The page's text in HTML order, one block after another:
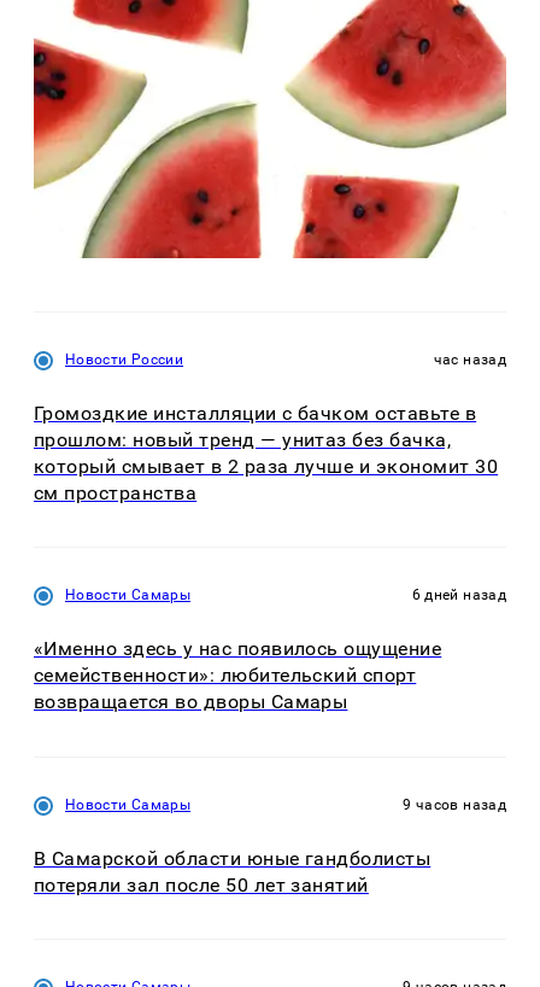
Новости России час назад
Громоздкие инсталляции с бачком оставьте в
прошлом: новый тренд — унитаз без бачка,
который смывает в 2 раза лучше и экономит 30
см пространства
Новости Самары 6 дней назад
«Именно здесь у нас появилось ощущение
семейственности»: любительский спорт
возвращается во дворы Самары
Новости Самары 9 часов назад
В Самарской области юные гандболисты
потеряли зал после 50 лет занятий